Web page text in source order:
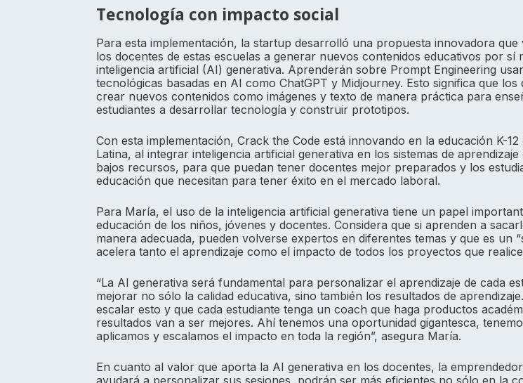
Tecnología con impacto social
Para esta implementación, la startup desarrolló una propuesta innovadora que
los docentes de estas escuelas a generar nuevos contenidos educativos por sí
inteligencia artificial (AI) generativa. Aprenderán sobre Prompt Engineering
tecnológicas basadas en AI como ChatGPT y Midjourney. Esto significa que los
crear nuevos contenidos como imágenes y texto de manera práctica para
estudiantes a desarrollar tecnología y construir prototipos.
Con esta implementación, Crack the Code está innovando en la educación K-12
Latina, al integrar inteligencia artificial generativa en los sistemas de aprendizaje
bajos recursos, para que puedan tener docentes mejor preparados y los
educación que necesitan para tener éxito en el mercado laboral.
Para María, el uso de la inteligencia artificial generativa tiene un papel
educación de los niños, jóvenes y docentes. Considera que si aprenden a
manera adecuada, pueden volverse expertos en diferentes temas y que es un
acelera tanto el aprendizaje como el impacto de todos los proyectos que
“La AI generativa será fundamental para personalizar el aprendizaje de cada
mejorar no sólo la calidad educativa, sino también los resultados de
escalar esto y que cada estudiante tenga un coach que haga productos
resultados van a ser mejores. Ahí tenemos una oportunidad gigantesca,
aplicamos y escalamos el impacto en toda la región”, asegura María.
En cuanto al valor que aporta la AI generativa en los docentes, la